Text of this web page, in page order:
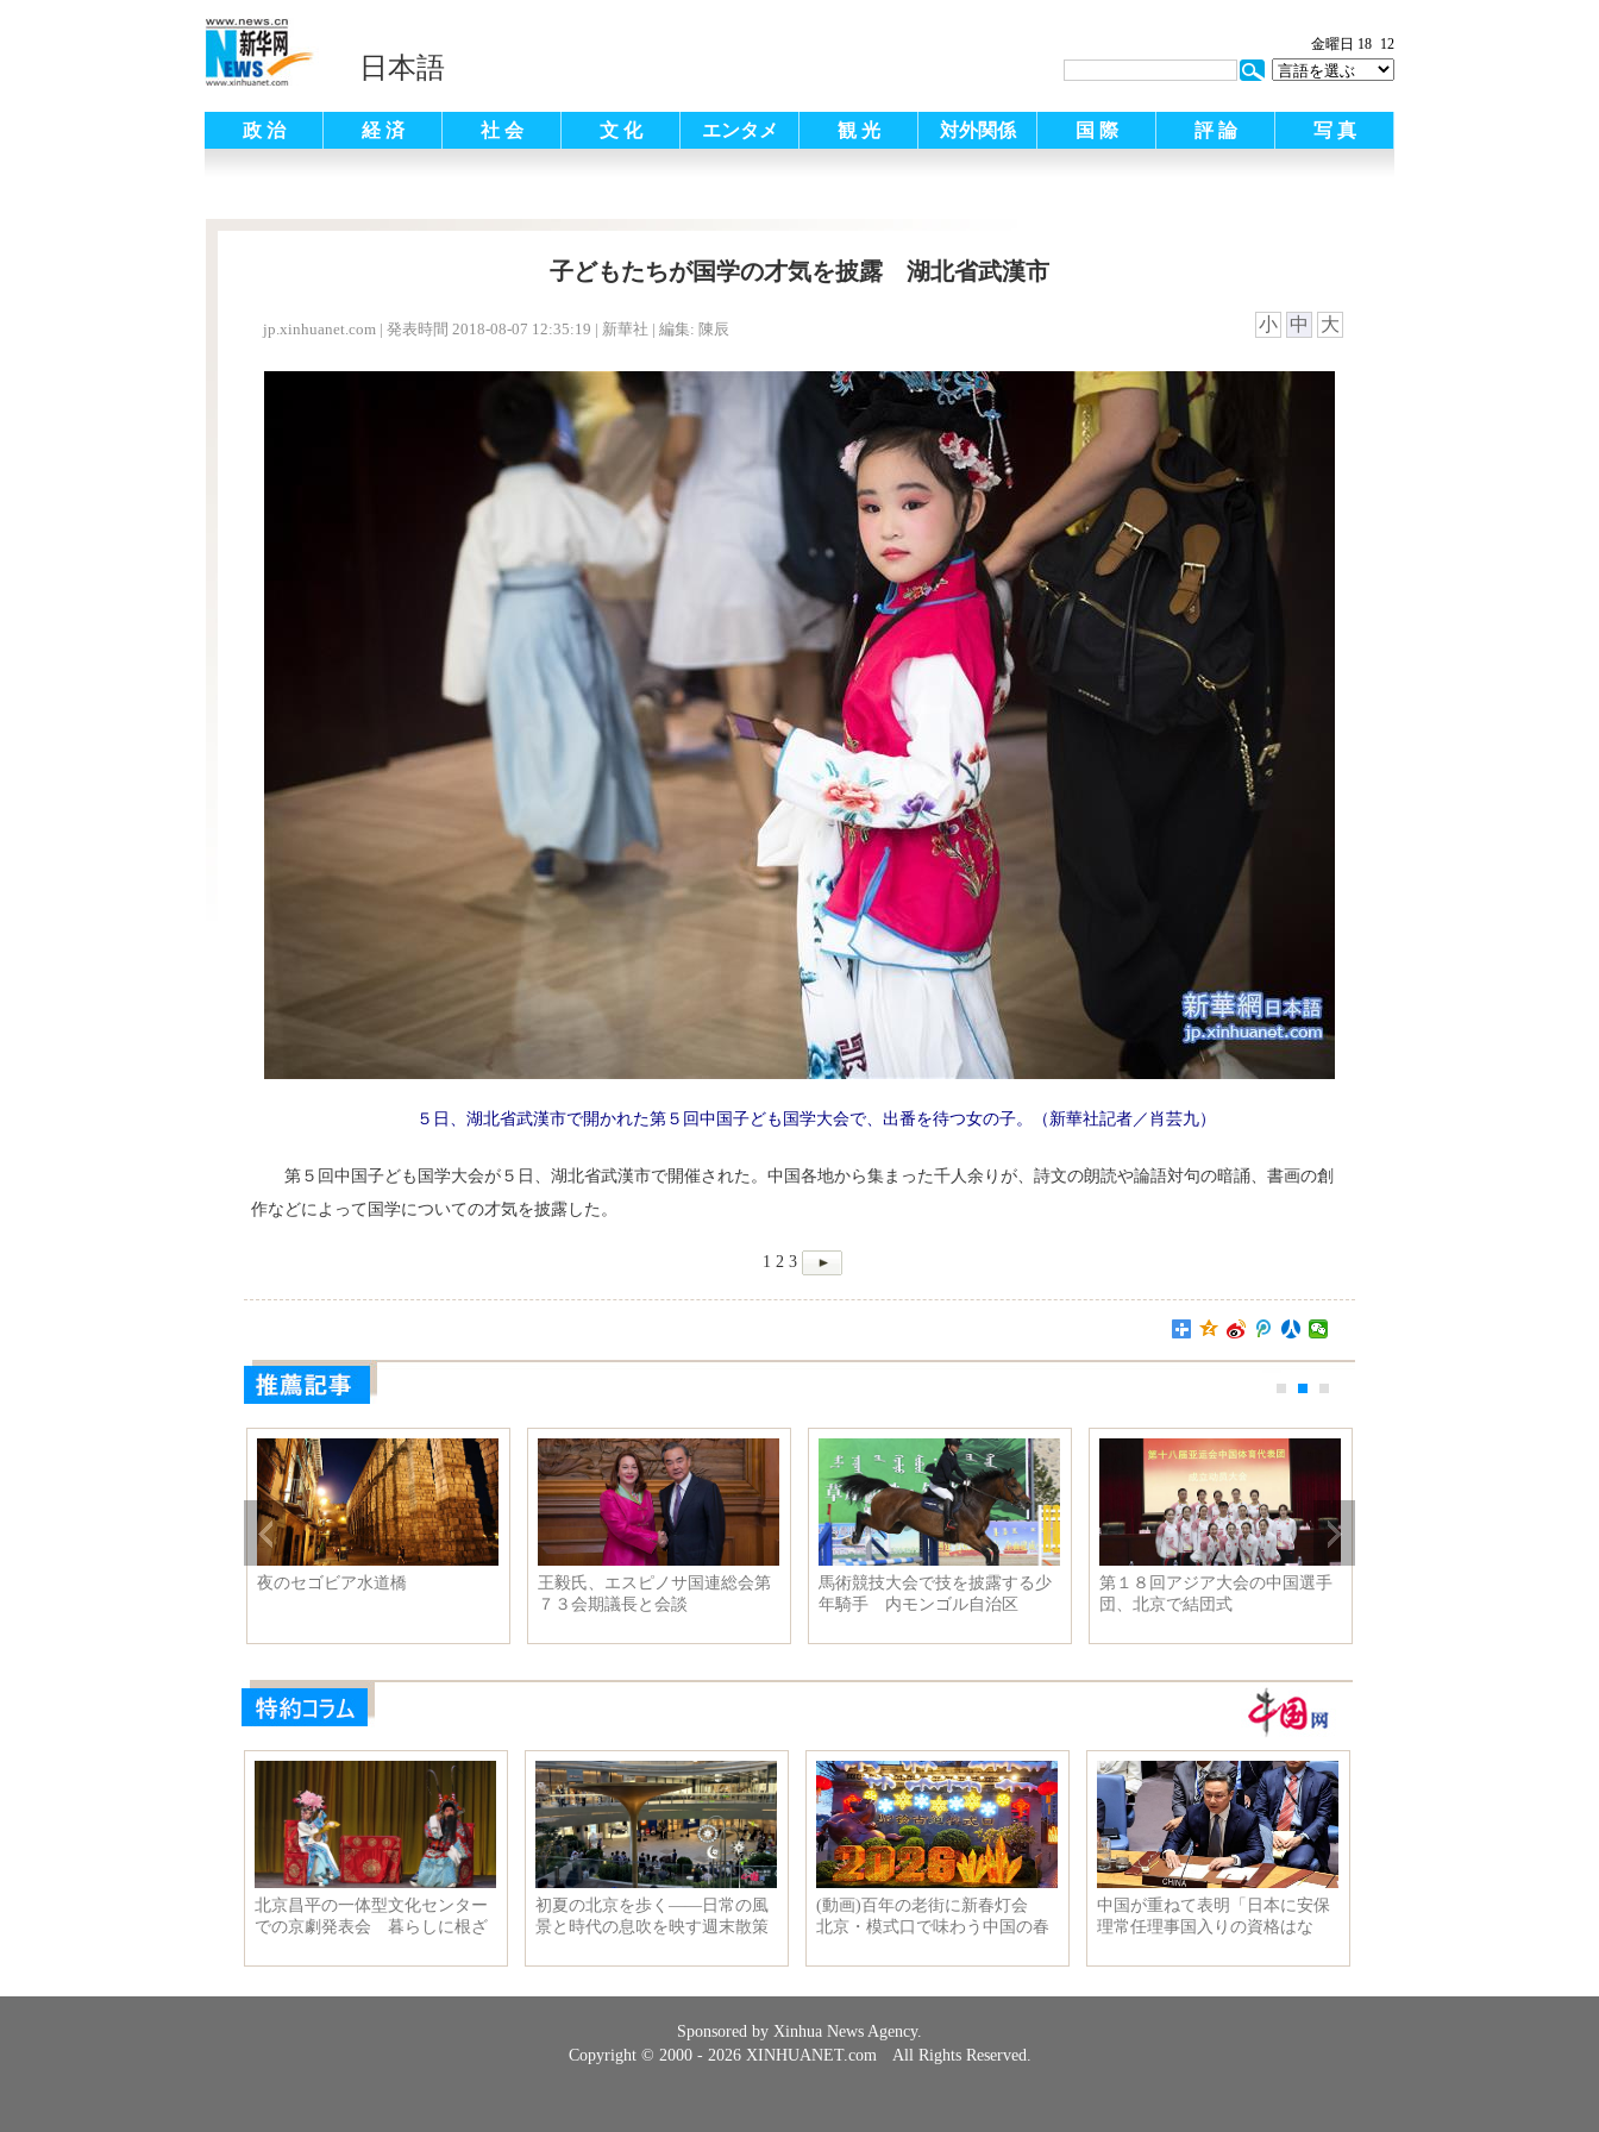
日本語
金曜日 18 12
政 治 経 済 社 会 文 化 エンタメ 観 光 対外関係 国 際 評 論 写 真
子どもたちが国学の才気を披露 湖北省武漢市
jp.xinhuanet.com | 発表時間 2018-08-07 12:35:19 | 新華社 | 編集: 陳辰 小 中 大
５日、湖北省武漢市で開かれた第５回中国子ども国学大会で、出番を待つ女の子。（新華社記者／肖芸九）
第５回中国子ども国学大会が５日、湖北省武漢市で開催された。中国各地から集まった千人余りが、詩文の朗読や論語対句の暗誦、書画の創
作などによって国学についての才気を披露した。
1 2 3
夜のセゴビア水道橋
王毅氏、エスピノサ国連総会第
７３会期議長と会談
馬術競技大会で技を披露する少
年騎手 内モンゴル自治区
第１８回アジア大会の中国選手
団、北京で結団式
Sponsored by Xinhua News Agency.
Copyright © 2000 - 2026 XINHUANET.com All Rights Reserved.